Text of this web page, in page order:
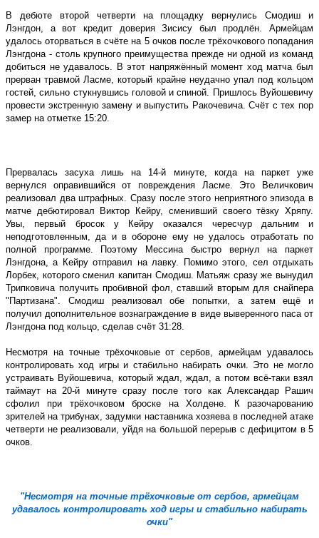
В дебюте второй четверти на площадку вернулись Смодиш и
Лэнгдон, а вот кредит доверия Зисису был продлён. Армейцам
удалось оторваться в счёте на 5 очков после трёхочкового попадания
Лэнгдона - столь крупного преимущества прежде ни одной из команд
добиться не удавалось. В этот напряжённый момент ход матча был
прерван травмой Ласме, который крайне неудачно упал под кольцом
гостей, сильно стукнувшись головой и спиной. Пришлось Вуйошевичу
провести экстренную замену и выпустить Ракочевича. Счёт с тех пор
замер на отметке 15:20.
Прервалась засуха лишь на 14-й минуте, когда на паркет уже
вернулся оправившийся от повреждения Ласме. Это Величкович
реализовал два штрафных. Сразу после этого неприятного эпизода в
матче дебютировал Виктор Кейру, сменивший своего тёзку Хряпу.
Увы, первый бросок у Кейру оказался чересчур дальним и
неподготовленным, да и в обороне ему не удалось отработать по
полной программе. Поэтому Мессина быстро вернул на паркет
Лэнгдона, а Кейру отправил на лавку. Помимо этого, сел отдыхать
Лорбек, которого сменил капитан Смодиш. Матьяж сразу же вынудил
Трипковича получить пробивной фол, ставший вторым для снайпера
"Партизана". Смодиш реализовал обе попытки, а затем ещё и
получил дополнительное вознаграждение в виде выверенного паса от
Лэнгдона под кольцо, сделав счёт 31:28.
Несмотря на точные трёхочковые от сербов, армейцам удавалось
контролировать ход игры и стабильно набирать очки. Это не могло
устраивать Вуйошевича, который ждал, ждал, а потом всё-таки взял
таймаут на 20-й минуте сразу после того как Александар Рашич
сфолил при трёхочковом броске на Холдене. К разочарованию
зрителей на трибунах, задумки наставника хозяева в последней атаке
четверти не реализовали, уйдя на большой перерыв с дефицитом в 5
очков.
"Несмотря на точные трёхочковые от сербов, армейцам
удавалось контролировать ход игры и стабильно набирать
очки"